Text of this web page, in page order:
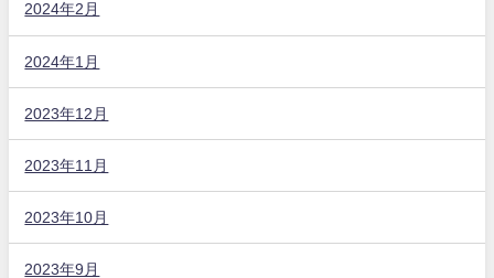
2024年2月
2024年1月
2023年12月
2023年11月
2023年10月
2023年9月